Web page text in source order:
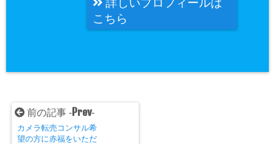
詳しいプロフィールは
こちら
前の記事 - Prev-
カメラ転売コンサル希
望の方に赤福をいただ